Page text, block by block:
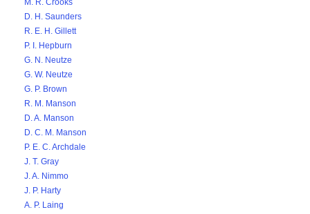
M. R. Crooks
D. H. Saunders
R. E. H. Gillett
P. I. Hepburn
G. N. Neutze
G. W. Neutze
G. P. Brown
R. M. Manson
D. A. Manson
D. C. M. Manson
P. E. C. Archdale
J. T. Gray
J. A. Nimmo
J. P. Harty
A. P. Laing